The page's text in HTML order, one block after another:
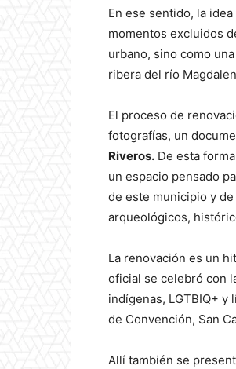
En ese sentido, la
momentos excluidos
urbano, sino como
ribera del río
El proceso de
fotografías, un
Riveros. De esta
un espacio pensado
de este municipio y
arqueológicos,
La renovación es un
oficial se celebró con
indígenas, LGTBIQ+
de Convención, San
Allí también se